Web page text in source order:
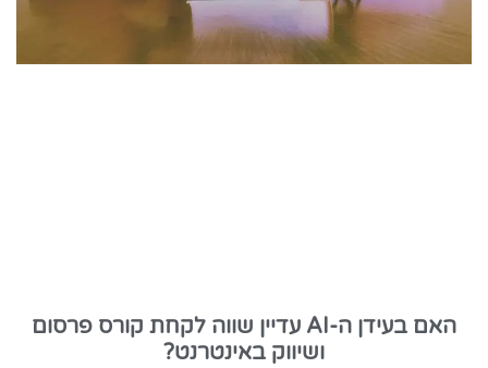
האם בעידן ה-AI עדיין שווה לקחת קורס פרסום
ושיווק באינטרנט?